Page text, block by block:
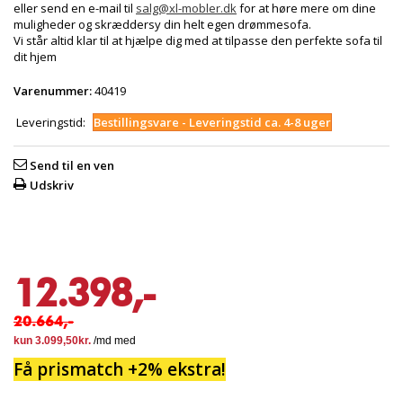
eller send en e-mail til salg@xl-mobler.dkfor at høre mere om dine
muligheder og skræddersy din helt egen drømmesofa.
Vi står altid klar til at hjælpe dig med at tilpasse den perfekte sofa til
dit hjem
Varenummer:40419
Leveringstid:
Bestillingsvare - Leveringstid ca. 4-8 uger
Send til en ven
Udskriv
12.398,-
20.664,-
Få prismatch +2% ekstra!